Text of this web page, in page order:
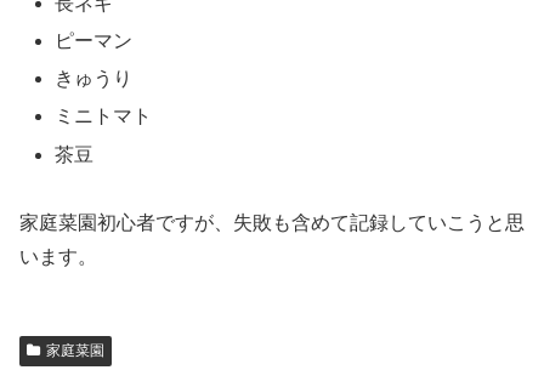
ピーマン
きゅうり
ミニトマト
茶豆
家庭菜園初心者ですが、失敗も含めて記録していこうと思
います。
家庭菜園